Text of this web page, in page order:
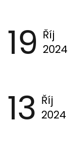
19 Říj
2024
13 Říj
2024